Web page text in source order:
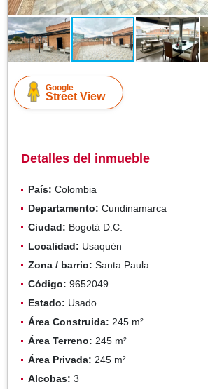
Google
Street View
Detalles del inmueble
País: Colombia
Departamento: Cundinamarca
Ciudad: Bogotá D.C.
Localidad: Usaquén
Zona / barrio: Santa Paula
Código: 9652049
Estado: Usado
Área Construida: 245 m²
Área Terreno: 245 m²
Área Privada: 245 m²
Alcobas: 3